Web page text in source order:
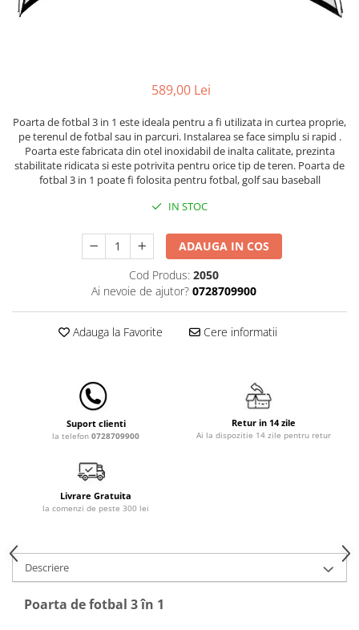
Patuturi lemn 140 x 70 cm
Saltele mici
Saltele de la 120 x 60 cm
Saltele de la 140 x 70 cm
Saltele 127 x 63 cm
Lenjerii patut 120 x 60 cm
Lenjerii patut 140 x 70 cm
Lenjerie patuturi tineret
Baldachin patut
Paturici copii
Comode copii
Bariere de protectie pat
Dulap si cutii jucarii
Sac de dormit copii
Leagane & balansoare & sezlonguri
Covorase de joaca
Carusele patut
589,00 Lei
Poarta de fotbal 3 in 1 este ideala pentru a fi utilizata in curtea proprie,
pe terenul de fotbal sau in parcuri. Instalarea se face simplu si rapid .
Poarta este fabricata din otel inoxidabil de inalta calitate, prezinta
stabilitate ridicata si este potrivita pentru orice tip de teren. Poarta de
fotbal 3 in 1 poate fi folosita pentru fotbal, golf sau baseball
IN STOC
ADAUGA IN COS
Cod Produs: 2050
Ai nevoie de ajutor? 0728709900
Adauga la Favorite Cere informatii
Suport clienti
la telefon 0728709900
Retur in 14 zile
Ai la dispozitie 14 zile pentru retur
Livrare Gratuita
la comenzi de peste 300 lei
Descriere
Poarta de fotbal 3 în 1